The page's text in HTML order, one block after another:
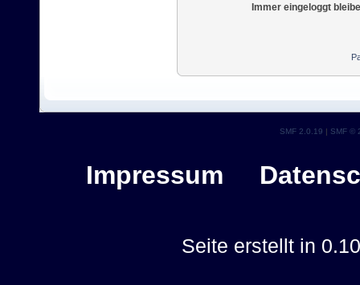
Immer eingeloggt
SMF 2.0.19 | SMF ©
Impressum
Seite erstellt in